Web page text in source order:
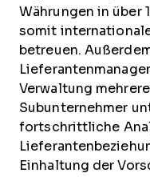
Währungen in über
somit
betreuen.
Verwaltung
Subunternehmer
fortschrittliche
Einhaltung der